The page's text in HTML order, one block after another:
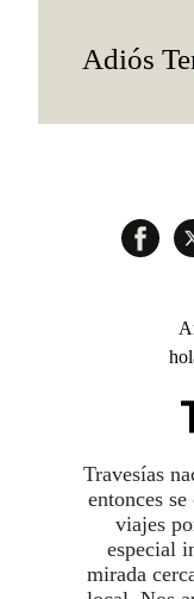
Adiós
Travesías
entonces
viajes
especial
mirada